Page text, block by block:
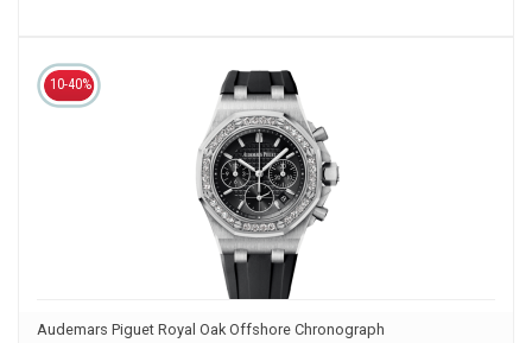
10-40%
Audemars Piguet Royal Oak Offshore Chronograph